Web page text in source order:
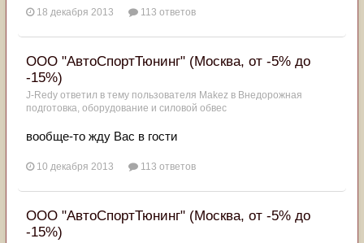
18 декабря 2013 113 ответов
ООО "АвтоСпортТюнинг" (Москва, от -5% до
-15%)
J-Redy ответил в тему пользователя Makez в Внедорожная
подготовка, оборудование и силовой обвес
вообще-то жду Вас в гости
10 декабря 2013 113 ответов
ООО "АвтоСпортТюнинг" (Москва, от -5% до
-15%)